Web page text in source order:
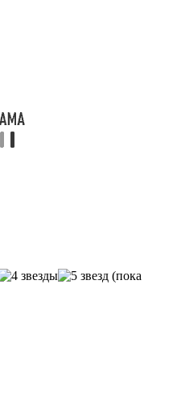
(пока